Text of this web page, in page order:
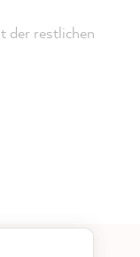
der restlichen